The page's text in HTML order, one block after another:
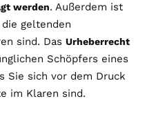
werden. Außerdem ist
geltenden
sind. Das Urheberrecht
Schöpfers eines
Sie sich vor dem Druck
im Klaren sind.